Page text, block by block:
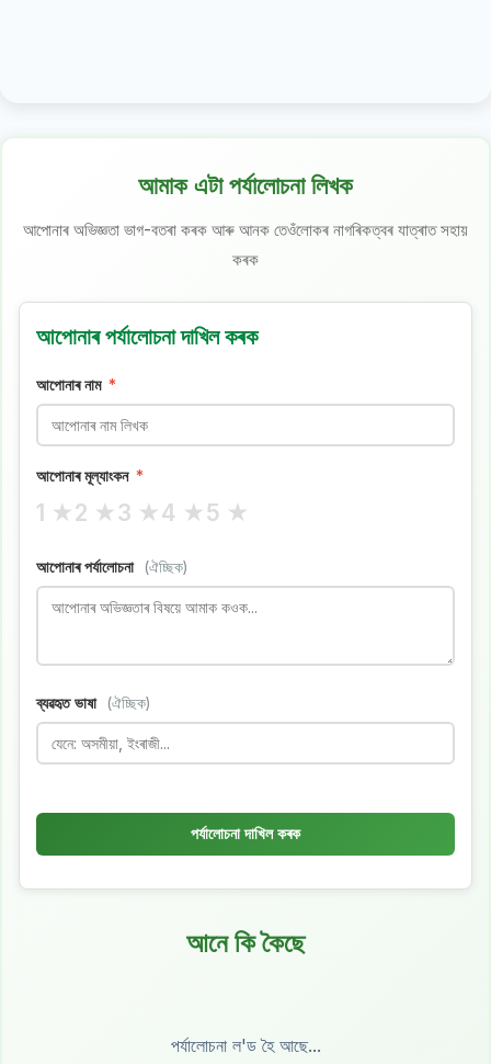
আমাক এটা পৰ্যালোচনা লিখক
আপোনাৰ অভিজ্ঞতা ভাগ-বতৰা কৰক আৰু আনক তেওঁলোকৰ নাগৰিকত্বৰ যাত্ৰাত সহায়
কৰক
আপোনাৰ পৰ্যালোচনা দাখিল কৰক
আপোনাৰ নাম *
আপোনাৰ মূল্যাংকন *
5 ★
4 ★
3 ★
2 ★
1 ★
আপোনাৰ পৰ্যালোচনা (ঐচ্ছিক)
ব্যৱহৃত ভাষা (ঐচ্ছিক)
পৰ্যালোচনা দাখিল কৰক
আনে কি কৈছে
পৰ্যালোচনা ল'ড হৈ আছে...